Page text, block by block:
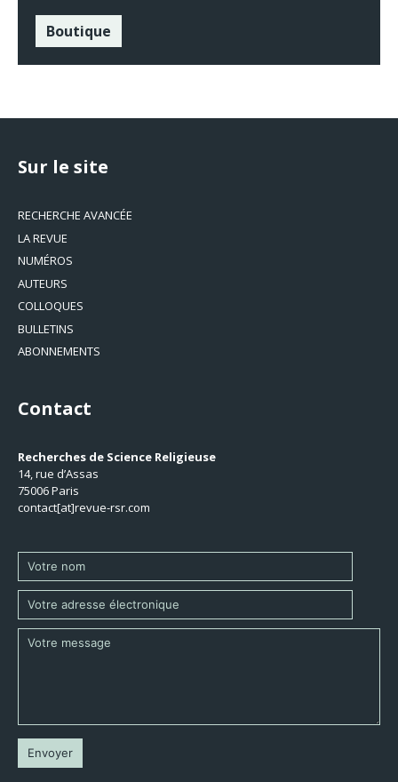
Boutique
Sur le site
RECHERCHE AVANCÉE
LA REVUE
NUMÉROS
AUTEURS
COLLOQUES
BULLETINS
ABONNEMENTS
Contact
Recherches de Science Religieuse
14, rue d’Assas
75006 Paris
contact[at]revue-rsr.com